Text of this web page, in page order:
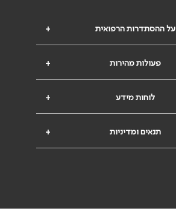
+ על ההסתדרות הרפואית
+ פעולות מהירות
+ לוחות מידע
+ תנאים ומדיניות